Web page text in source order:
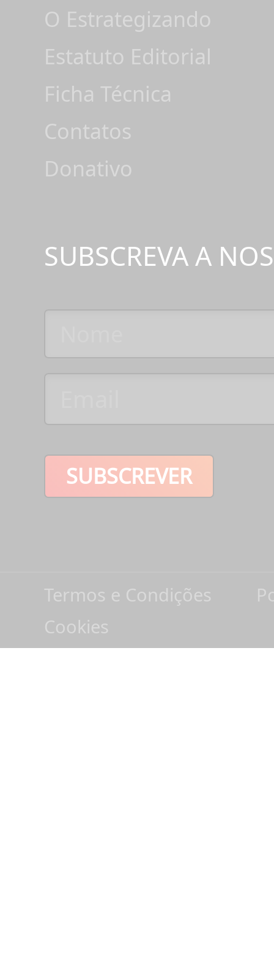
O Estrategizando
Estatuto Editorial
Ficha Técnica
Contatos
Donativo
SUBSCREVA A
SUBSCREVER
Termos e Condições
Cookies